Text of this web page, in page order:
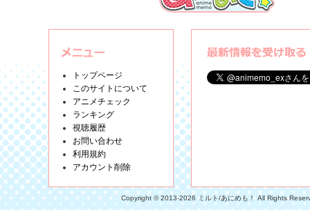
トップページ
このサイトについて
アニメチェック
ランキング
視聴履歴
お問い合わせ
利用規約
アカウント削除
Copyright © 2013-2026 ミルト/あにめも！ All Rights